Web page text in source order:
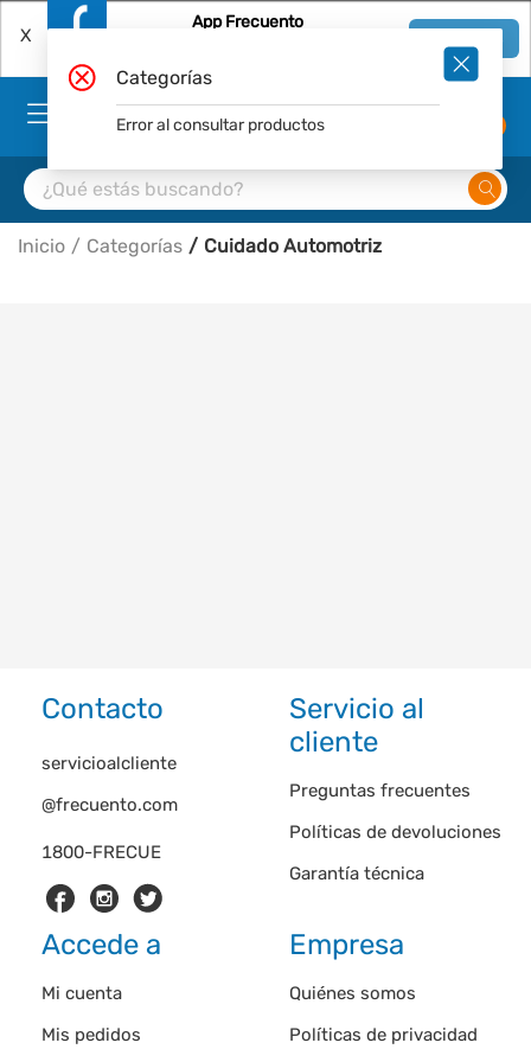
X
App Frecuento
Inicio Categorías Cuidado Automotriz
Contacto
1800-FRECUE
servicioalcliente
@frecuento.com
Servicio al
cliente
Preguntas frecuentes
Políticas de devoluciones
Garantía técnica
Accede a
Mi cuenta
Mis pedidos
Empresa
Quiénes somos
Políticas de privacidad
Categorías
Error al consultar productos